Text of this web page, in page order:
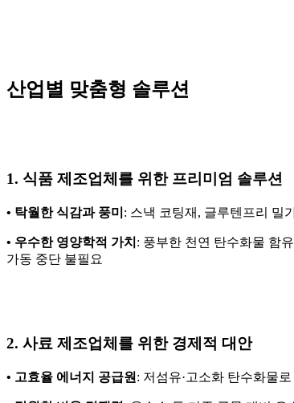
산업별 맞춤형 솔루션
1. 식품 제조업체를 위한 프리미엄 솔루션
• 탁월한 식감과 풍미 : 스낵 코팅재, 글루텐프리 밀
• 우수한 영양학적 가치 : 풍부한 천연 탄수화물 함
가동 중단 불필요
2. 사료 제조업체를 위한 경제적 대안
• 고효율 에너지 공급원 : 저섬유·고소화 탄수화물